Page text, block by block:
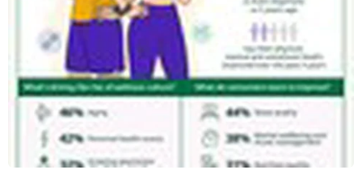
miền Đông CHDC Congo
18/10/2021 09:44
Là một trong những quốc gia nghèo nhất thế giới,
CHDC Congo phải gánh chịu những hậu quả nặng nề
từ các dịch bệnh nguy hiểm. Ngoài Ebola, dịch bệnh
COVID-19, bệnh sởi, tả cũng hoành hành tại nước này.